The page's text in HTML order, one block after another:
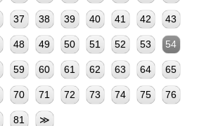
37 38 39 40 41 42 43
48 49 50 51 52 53 54
59 60 61 62 63 64 65
70 71 72 73 74 75 76
81 ≫